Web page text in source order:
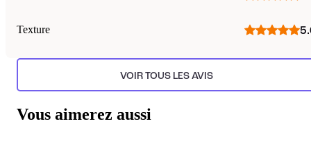
Texture
VOIR TOUS LES AVIS
Vous aimerez aussi